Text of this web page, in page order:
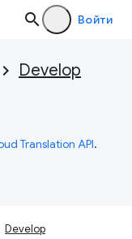
Войти
Develop
Translation API.
Develop